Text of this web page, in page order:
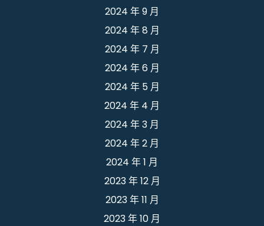
2024 年 9 月
2024 年 8 月
2024 年 7 月
2024 年 6 月
2024 年 5 月
2024 年 4 月
2024 年 3 月
2024 年 2 月
2024 年 1 月
2023 年 12 月
2023 年 11 月
2023 年 10 月